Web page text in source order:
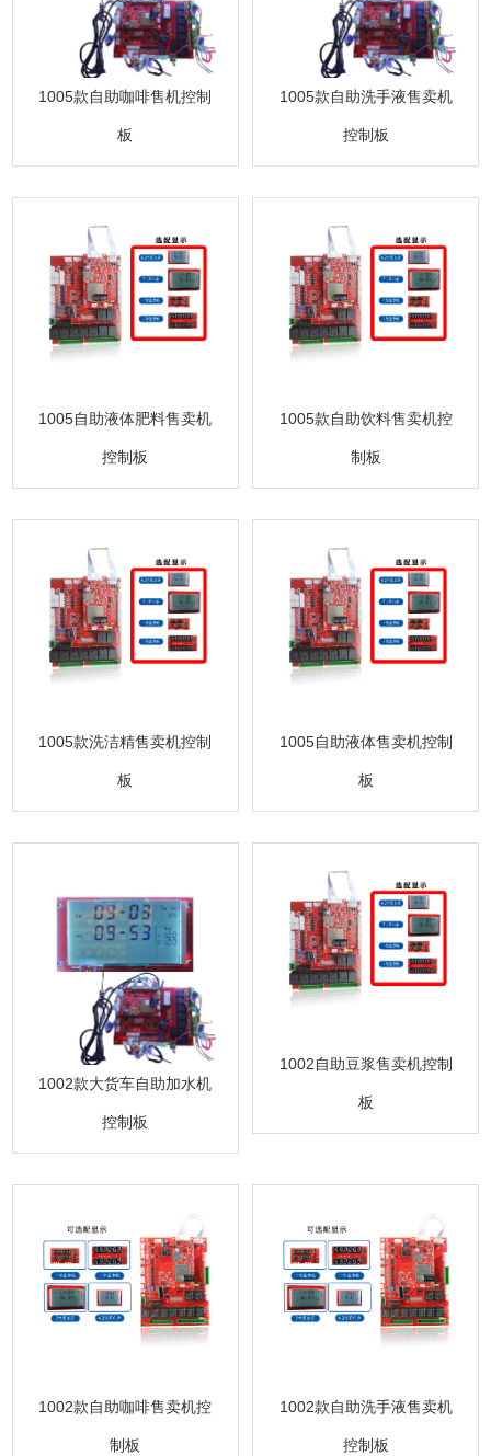
1005款自助咖啡售机控制
板
1005款自助洗手液售卖机
控制板
1005自助液体肥料售卖机
控制板
1005款自助饮料售卖机控
制板
1005款洗洁精售卖机控制
板
1005自助液体售卖机控制
板
1002款大货车自助加水机
控制板
1002自助豆浆售卖机控制
板
1002款自助咖啡售卖机控
制板
1002款自助洗手液售卖机
控制板